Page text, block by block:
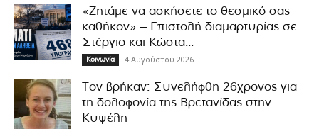
«Ζητάμε να ασκήσετε το θεσμικό σας
καθήκον» – Επιστολή διαμαρτυρίας σε
Στέργιο και Κώστα...
Κοινωνία 4 Αυγούστου 2026
Τον βρήκαν: Συνελήφθη 26χρονος για
τη δολοφονία της Βρετανίδας στην
Κυψέλη